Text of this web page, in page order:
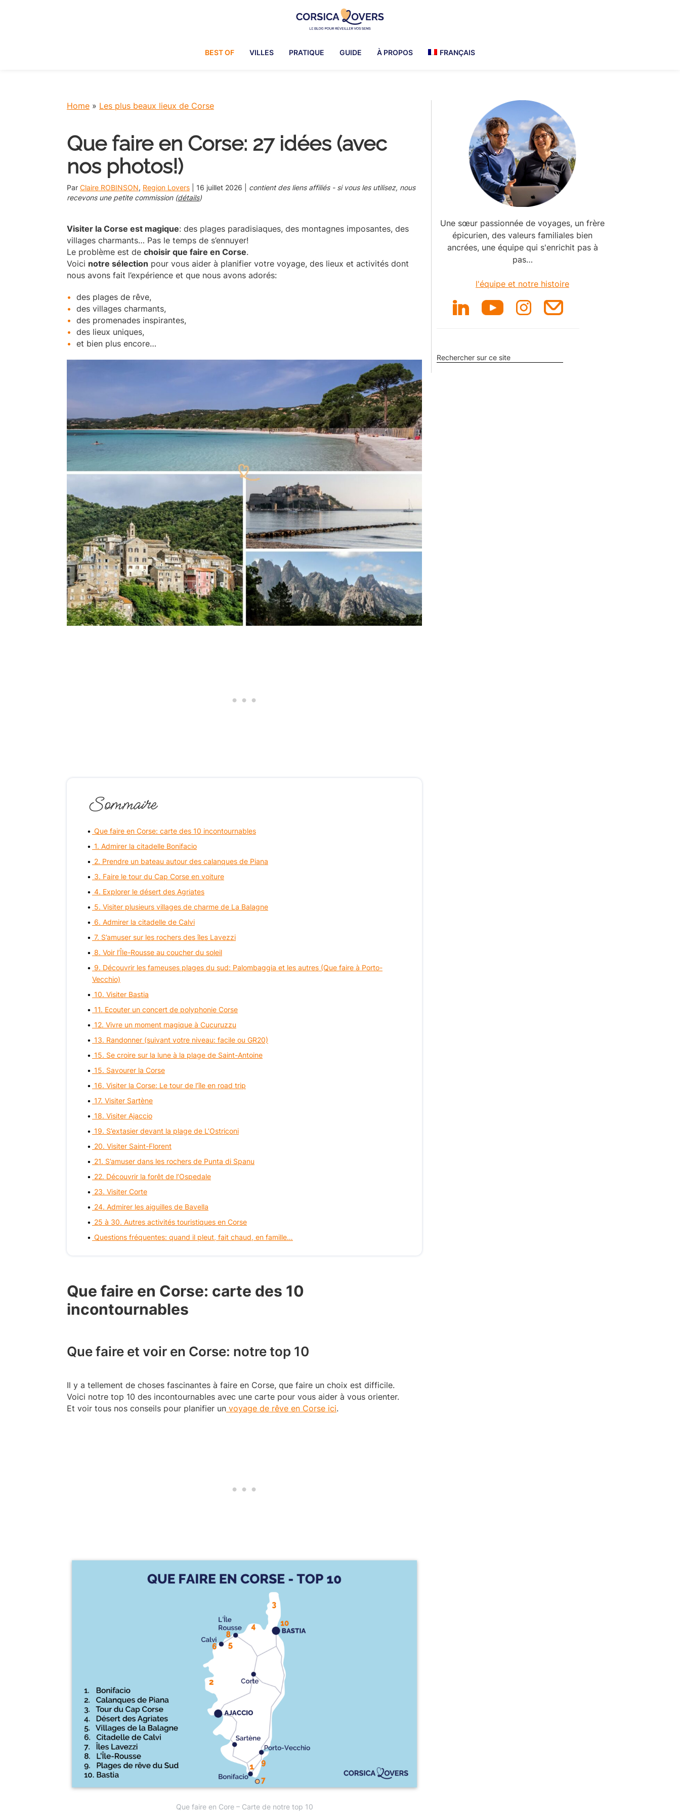
réveiller
de
Claire
BEST OF VILLES PRATIQUE GUIDE À PROPOS FRANÇAIS
Home » Les plus beaux lieux de Corse
Que faire en Corse: 27 idées (avec
nos photos!)
Par Claire ROBINSON, Region Lovers 16 juillet 2026
contient des liens affiliés - si vous les utilisez, nous
recevons une petite commission (détails)
Visiter la Corse est magique: des plages paradisiaques, des montagnes imposantes, des
villages charmants… Pas le temps de s’ennuyer!
Le problème est de choisir que faire en Corse.
Voici notre sélection pour vous aider à planifier votre voyage, des lieux et activités dont
nous avons fait l’expérience et que nous avons adorés:
des plages de rêve,
des villages charmants,
des promenades inspirantes,
des lieux uniques,
et bien plus encore…
Sommaire
Que faire en Corse: carte des 10 incontournables
1. Admirer la citadelle Bonifacio
2. Prendre un bateau autour des calanques de Piana
3. Faire le tour du Cap Corse en voiture
4. Explorer le désert des Agriates
5. Visiter plusieurs villages de charme de La Balagne
6. Admirer la citadelle de Calvi
7. S’amuser sur les rochers des îles Lavezzi
8. Voir l’Île-Rousse au coucher du soleil
9. Découvrir les fameuses plages du sud: Palombaggia et les autres (Que faire à Porto-
Vecchio)
10. Visiter Bastia
11. Ecouter un concert de polyphonie Corse
12. Vivre un moment magique à Cucuruzzu
13. Randonner (suivant votre niveau: facile ou GR20)
15. Se croire sur la lune à la plage de Saint-Antoine
15. Savourer la Corse
16. Visiter la Corse: Le tour de l’île en road trip
17. Visiter Sartène
18. Visiter Ajaccio
19. S’extasier devant la plage de L’Ostriconi
20. Visiter Saint-Florent
21. S’amuser dans les rochers de Punta di Spanu
22. Découvrir la forêt de l’Ospedale
23. Visiter Corte
24. Admirer les aiguilles de Bavella
25 à 30. Autres activités touristiques en Corse
Questions fréquentes: quand il pleut, fait chaud, en famille…
Que faire en Corse: carte des 10
incontournables
Que faire et voir en Corse: notre top 10
Il y a tellement de choses fascinantes à faire en Corse, que faire un choix est difficile.
Voici notre top 10 des incontournables avec une carte pour vous aider à vous orienter.
Et voir tous nos conseils pour planifier un voyage de rêve en Corse ici.
Que faire en Core – Carte de notre top 10
Primary
Sidebar
Une sœur passionnée de voyages, un frère
épicurien, des valeurs familiales bien
ancrées, une équipe qui s'enrichit pas à
pas…
l'équipe et notre histoire
Rechercher